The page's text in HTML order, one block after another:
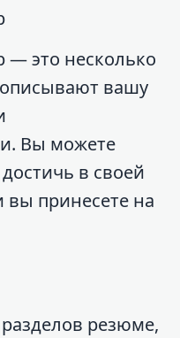
— это несколько
вашу
Вы можете
в своей
вы принесете на
резюме,